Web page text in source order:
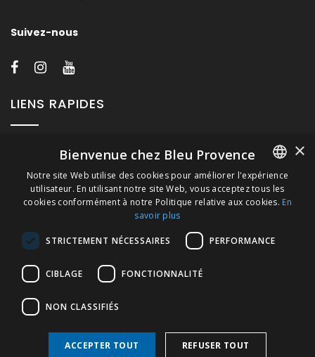
Suivez-nous
LIENS RAPIDES
A propos de Bleu Provence
Mentions légales
Conditions de vente
Visitez notre Showroom
FRENCH
GERMAN
×
Bienvenue chez Bleu Provence
Notre site Web utilise des cookies pour améliorer l'expérience
utilisateur. En utilisant notre site Web, vous acceptez tous les
cookies conformément à notre Politique relative aux cookies. En
savoir plus
STRICTEMENT NÉCESSAIRES PERFORMANCE
CIBLAGE FONCTIONNALITÉ
NON CLASSIFIÉS
ACCEPTER TOUT REFUSER TOUT